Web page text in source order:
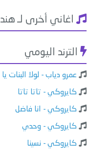
اغاني أخرى لـ هند
الترند اليومي
عمرو دياب - لولا البنات يا
كايروكي - تاتا تاتا
كايروكي - انا فاضل
كايروكي - وحدي
كايروكي - نسينا